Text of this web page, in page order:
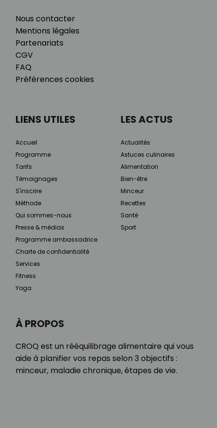
Nous contacter
Mentions légales
Partenariats
CGV
FAQ
Préférences cookies
À PROPOS
CROQ est un rééquilibrage alimentaire qui vous
aide à planifier vos repas selon 3 objectifs :
minceur, maladie chronique, étapes de vie.
LIENS UTILES
Accueil
Programme
Tarifs
Témoignages
S'inscrire
Méthode
Qui sommes-nous
Presse & médias
Programme ambassadrice
Charte de confidentialité
Services
Fitness
Yoga
LES ACTUS
Actualités
Astuces culinaires
Alimentation
Bien-être
Minceur
Recettes
Santé
Sport